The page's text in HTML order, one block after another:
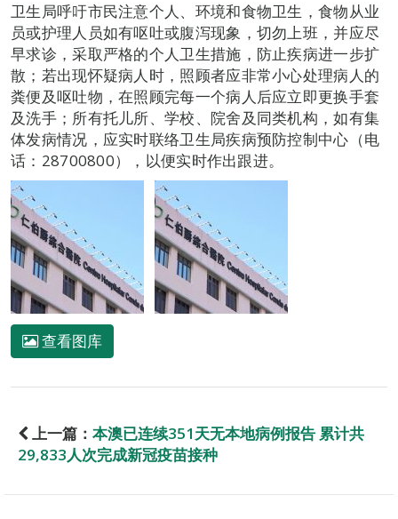
卫生局呼吁市民注意个人、环境和食物卫生，食物从业
员或护理人员如有呕吐或腹泻现象，切勿上班，并应尽
早求诊，采取严格的个人卫生措施，防止疾病进一步扩
散；若出现怀疑病人时，照顾者应非常小心处理病人的
粪便及呕吐物，在照顾完每一个病人后应立即更换手套
及洗手；所有托儿所、学校、院舍及同类机构，如有集
体发病情况，应实时联络卫生局疾病预防控制中心（电
话：28700800），以便实时作出跟进。
查看图库
上一篇： 本澳已连续351天无本地病例报告 累计共
29,833人次完成新冠疫苗接种